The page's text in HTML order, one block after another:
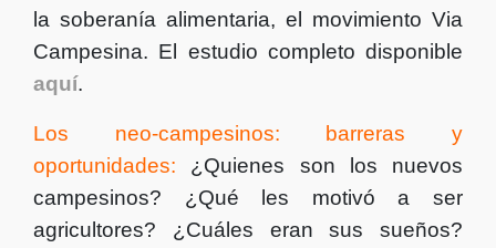
la soberanía alimentaria, el movimiento Via
Campesina. El estudio completo disponible
aquí.
Los neo-campesinos: barreras y
oportunidades: ¿Quienes son los nuevos
campesinos? ¿Qué les motivó a ser
agricultores? ¿Cuáles eran sus sueños?